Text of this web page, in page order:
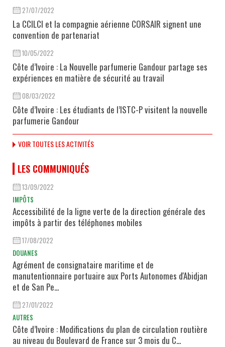
27/07/2022
La CCILCI et la compagnie aérienne CORSAIR signent une
convention de partenariat
10/05/2022
Côte d’Ivoire : La Nouvelle parfumerie Gandour partage ses
expériences en matière de sécurité au travail
08/03/2022
Côte d’Ivoire : Les étudiants de l’ISTC-P visitent la nouvelle
parfumerie Gandour
VOIR TOUTES LES ACTIVITÉS
LES COMMUNIQUÉS
13/09/2022
IMPÔTS
Accessibilité de la ligne verte de la direction générale des
impôts à partir des téléphones mobiles
17/08/2022
DOUANES
Agrément de consignataire maritime et de
manutentionnaire portuaire aux Ports Autonomes d'Abidjan
et de San Pe...
27/01/2022
AUTRES
Côte d’Ivoire : Modifications du plan de circulation routière
au niveau du Boulevard de France sur 3 mois du C...